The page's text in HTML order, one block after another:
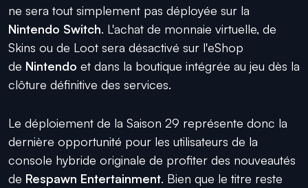
ne sera tout simplement pas déployée sur la
Nintendo Switch. L'achat de monnaie virtuelle, de
Skins ou de Loot sera désactivé sur l'eShop
de Nintendo et dans la boutique intégrée au jeu dès la
clôture définitive des services.
Le déploiement de la Saison 29 représente donc la
dernière opportunité pour les utilisateurs de la
console hybride originale de profiter des nouveautés
de Respawn Entertainment. Bien que le titre reste